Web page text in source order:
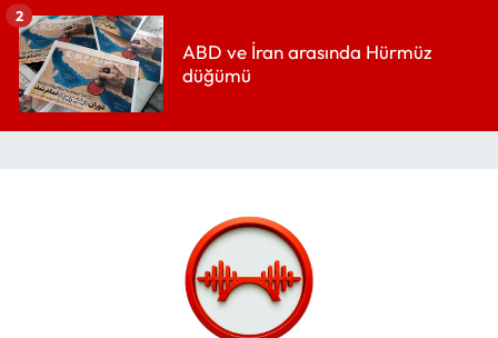
ABD ve İran arasında Hürmüz
düğümü
2